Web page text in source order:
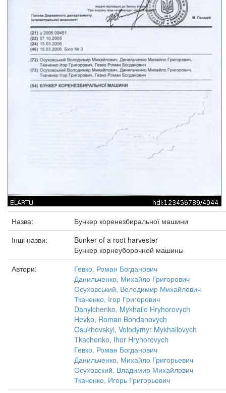
Назва:
Бункер коренезбиральної машини
Інші назви:
Bunker of a root harvester
Бункер корнеуборочной машины
Автори:
Гевко, Роман Богданович
Данильченко, Михайло Григорович
Осуховський, Володимир Михайлович
Ткаченко, Ігор Григорович
Danylchenko, Mykhailo Hryhorovych
Hevko, Roman Bohdanovych
Osukhovskyi, Volodymyr Mykhailovych
Tkachenko, Ihor Hryhorovych
Гевко, Роман Богданович
Данильченко, Михайло Григорьевич
Осуховский, Владимир Михайлович
Ткаченко, Игорь Григорьевич